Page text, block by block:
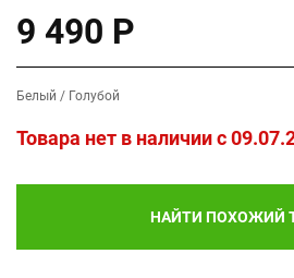
9 490 Р
Белый / Голубой
Товара нет в наличии c
НАЙТИ ПОХОЖИЙ